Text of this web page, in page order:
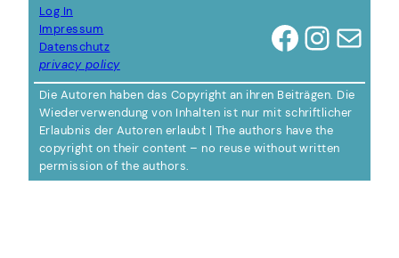
Log In
Impressum
Datenschutz
privacy policy
Facebook InstagramE-Mail
Die Autoren haben das Copyright an ihren Beiträgen. Die
Wiederverwendung von Inhalten ist nur mit schriftlicher
Erlaubnis der Autoren erlaubt | The authors have the
copyright on their content – no reuse without written
permission of the authors.